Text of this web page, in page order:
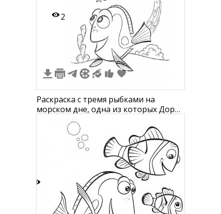
2
Раскраска с тремя рыбками на
морском дне, одна из которых Дори,
с водорослями и кораллами на
заднем фоне